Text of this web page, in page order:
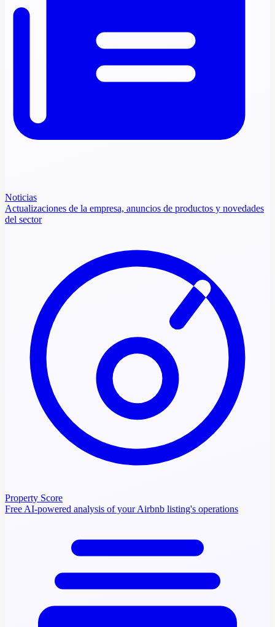
Noticias
Actualizaciones de la empresa, anuncios de productos y novedades
del sector
Property Score
Free AI-powered analysis of your Airbnb listing's operations